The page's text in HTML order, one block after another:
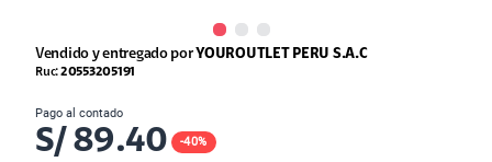
Vendido y entregado por YOUROUTLET PERU S.A.C
Ruc:20553205191
Pago al contado
S/ 89.40 -40%